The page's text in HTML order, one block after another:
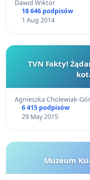
Dawid Wiktor
18 646 podpisów
1 Aug 2014
TVN Fakty!
Agnieszka Cholewiak-
6 415 podpisów
29 May 2015
Muzeum